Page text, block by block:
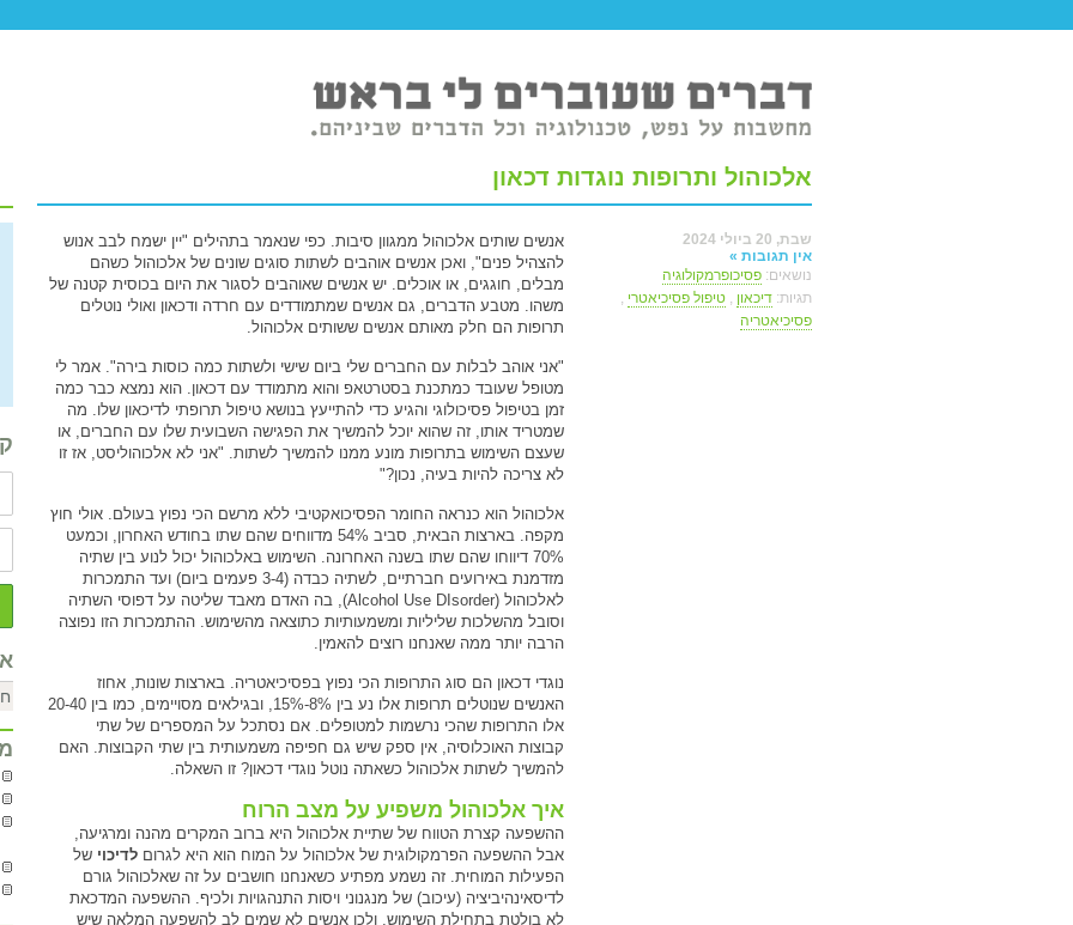
אלכוהול ותרופות נוגדות דכאון
שבת, 20 ביולי 2024
אין תגובות »
נושאים: פסיכופרמקולוגיה
תגיות: דיכאון , טיפול פסיכיאטרי ,
פסיכיאטריה
אנשים שותים אלכוהול ממגוון סיבות. כפי שנאמר בתהילים "יין ישמח לבב אנוש
להצהיל פנים", ואכן אנשים אוהבים לשתות סוגים שונים של אלכוהול כשהם
מבלים, חוגגים, או אוכלים. יש אנשים שאוהבים לסגור את היום בכוסית קטנה של
משהו. מטבע הדברים, גם אנשים שמתמודדים עם חרדה ודכאון ואולי נוטלים
תרופות הם חלק מאותם אנשים ששותים אלכוהול.
"אני אוהב לבלות עם החברים שלי ביום שישי ולשתות כמה כוסות בירה". אמר לי
מטופל שעובד כמתכנת בסטרטאפ והוא מתמודד עם דכאון. הוא נמצא כבר כמה
זמן בטיפול פסיכולוגי והגיע כדי להתייעץ בנושא טיפול תרופתי לדיכאון שלו. מה
שמטריד אותו, זה שהוא יוכל להמשיך את הפגישה השבועית שלו עם החברים, או
שעצם השימוש בתרופות מונע ממנו להמשיך לשתות. "אני לא אלכוהוליסט, אז זו
לא צריכה להיות בעיה, נכון?"
אלכוהול הוא כנראה החומר הפסיכואקטיבי ללא מרשם הכי נפוץ בעולם. אולי חוץ
מקפה. בארצות הבאית, סביב 54% מדווחים שהם שתו בחודש האחרון, וכמעט
70% דיווחו שהם שתו בשנה האחרונה. השימוש באלכוהול יכול לנוע בין שתיה
מזדמנת באירועים חברתיים, לשתיה כבדה (3-4 פעמים ביום) ועד התמכרות
לאלכוהול (Alcohol Use DIsorder), בה האדם מאבד שליטה על דפוסי השתיה
וסובל מהשלכות שליליות ומשמעותיות כתוצאה מהשימוש. ההתמכרות הזו נפוצה
הרבה יותר ממה שאנחנו רוצים להאמין.
נוגדי דכאון הם סוג התרופות הכי נפוץ בפסיכיאטריה. בארצות שונות, אחוז
האנשים שנוטלים תרופות אלו נע בין 8%-15%, ובגילאים מסויימים, כמו בין 20-40
אלו התרופות שהכי נרשמות למטופלים. אם נסתכל על המספרים של שתי
קבוצות האוכלוסיה, אין ספק שיש גם חפיפה משמעותית בין שתי הקבוצות. האם
להמשיך לשתות אלכוהול כשאתה נוטל נוגדי דכאון? זו השאלה.
איך אלכוהול משפיע על מצב הרוח
ההשפעה קצרת הטווח של שתיית אלכוהול היא ברוב המקרים מהנה ומרגיעה,
אבל ההשפעה הפרמקולוגית של אלכוהול על המוח הוא היא לגרום לדיכוי של
הפעילות המוחית. זה נשמע מפתיע כשאנחנו חושבים על זה שאלכוהול גורם
לדיסאינהיביציה (עיכוב) של מנגנוני ויסות התנהגויות ולכיף. ההשפעה המדכאת
לא בולטת בתחילת השימוש, ולכן אנשים לא שמים לב להשפעה המלאה שיש